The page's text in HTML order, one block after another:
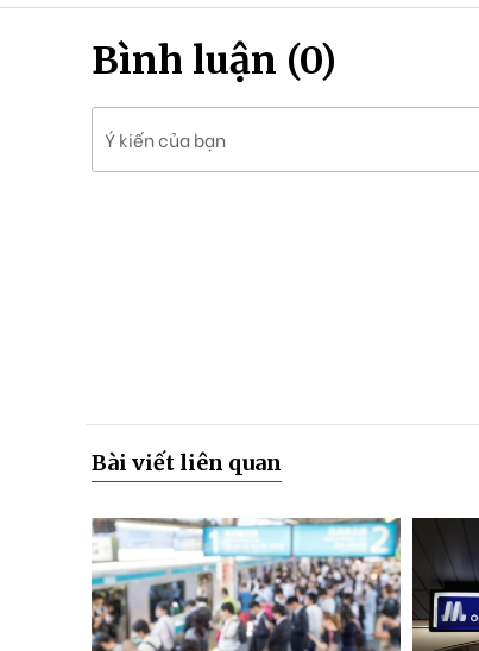
Bình luận (0)
Ý kiến của bạn
Bài viết liên quan